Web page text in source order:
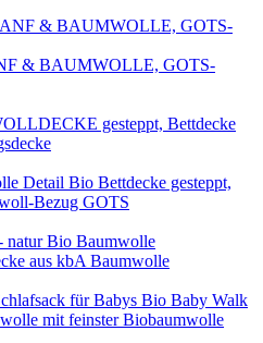
& BAUMWOLLE, GOTS-
gesteppt, Bettdecke
Bio Bettdecke gesteppt,
Bezug GOTS
Bio Baumwolle
aus kbA Baumwolle
Bio Baby Walk
mit feinster Biobaumwolle